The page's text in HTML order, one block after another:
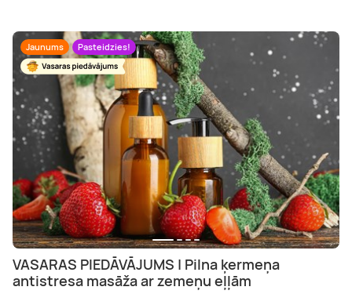
Jaunums Pasteidzies!
VASARAS PIEDĀVĀJUMS | Pilna ķermeņa
antistresa masāža ar zemeņu eļļām